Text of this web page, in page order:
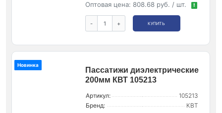
Оптовая цена: 808.68 руб. / шт. !
- + КУПИТЬ
Новинка
Пассатижи диэлектрические
200мм КВТ 105213
Артикул:
105213
Бренд:
КВТ